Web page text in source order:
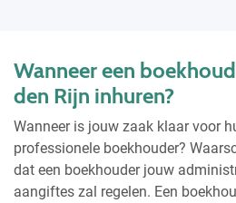
Wanneer een
den Rijn inhuren?
Wanneer is jouw zaak klaar voor
professionele boekhouder?
dat een boekhouder jouw
aangiftes zal regelen. Een